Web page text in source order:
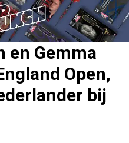
en Gemma
Open,
bij